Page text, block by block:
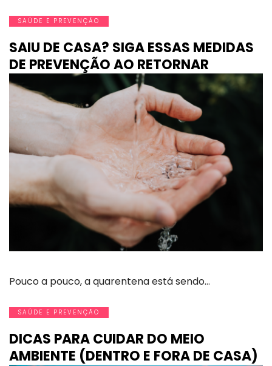
SAÚDE E PREVENÇÃO
SAIU DE CASA? SIGA ESSAS MEDIDAS
DE PREVENÇÃO AO RETORNAR
Pouco a pouco, a quarentena está sendo…
SAÚDE E PREVENÇÃO
DICAS PARA CUIDAR DO MEIO
AMBIENTE (DENTRO E FORA DE CASA)